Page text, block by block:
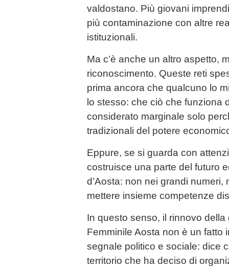
valdostano. Più giovani
più contaminazione con altre
istituzionali.
Ma c’è anche un altro aspetto,
riconoscimento. Queste reti
prima ancora che qualcuno lo
lo stesso: che ciò che funziona
considerato marginale solo
tradizionali del potere
Eppure, se si guarda con
costruisce una parte del futuro
d’Aosta: non nei grandi numeri,
mettere insieme competenze
In questo senso, il rinnovo
Femminile Aosta non è un fatto
segnale politico e sociale: dice
territorio che ha deciso di